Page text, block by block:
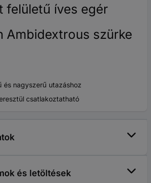
felületű íves egér
Ambidextrous szürke
és nagyszerű utazáshoz
csatlakoztatható
és letöltések